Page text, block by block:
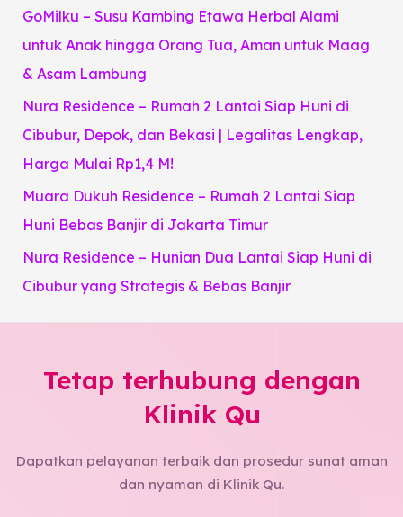
r
:
GoMilku – Susu Kambing Etawa Herbal Alami
untuk Anak hingga Orang Tua, Aman untuk Maag
& Asam Lambung
Nura Residence – Rumah 2 Lantai Siap Huni di
Cibubur, Depok, dan Bekasi | Legalitas Lengkap,
Harga Mulai Rp1,4 M!
Muara Dukuh Residence – Rumah 2 Lantai Siap
Huni Bebas Banjir di Jakarta Timur
Nura Residence – Hunian Dua Lantai Siap Huni di
Cibubur yang Strategis & Bebas Banjir
Tetap terhubung dengan
Klinik Qu
Dapatkan pelayanan terbaik dan prosedur sunat aman
dan nyaman di Klinik Qu.